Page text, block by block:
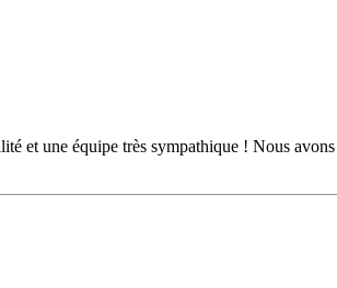
et une équipe très sympathique ! Nous